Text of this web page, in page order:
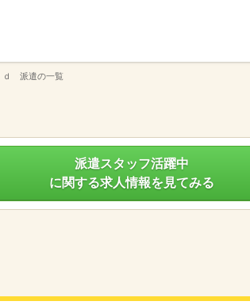
派遣の一覧
派遣スタッフ活躍中
に関する求人情報を見てみる